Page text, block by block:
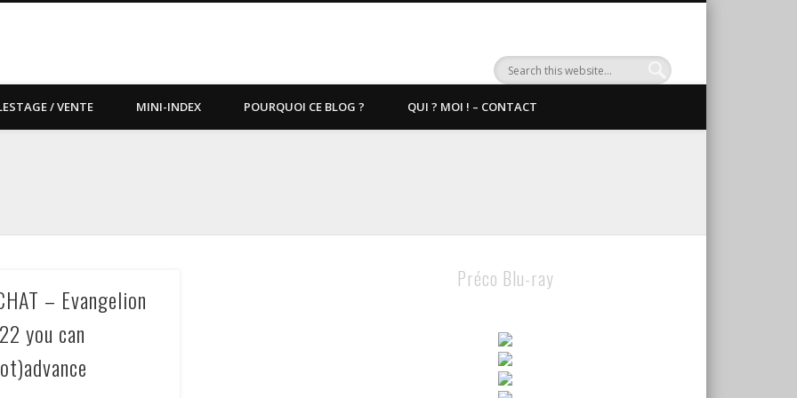
/ VENTE MINI-INDEX POURQUOI CE BLOG ? QUI ? MOI ! – CONTACT
– Evangelion
you can
Préco Blu-ray